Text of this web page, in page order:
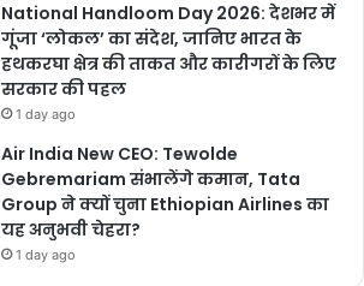
National Handloom Day 2026: देशभर में
गूंजा ‘लोकल’ का संदेश, जानिए भारत के
हथकरघा क्षेत्र की ताकत और कारीगरों के लिए
सरकार की पहल
1 day ago
Air India New CEO: Tewolde
Gebremariam संभालेंगे कमान, Tata
Group ने क्यों चुना Ethiopian Airlines का
यह अनुभवी चेहरा?
1 day ago